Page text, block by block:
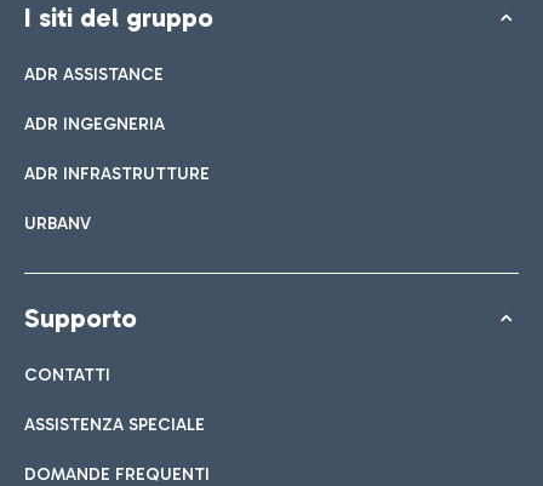
I siti del gruppo
ADR ASSISTANCE
ADR INGEGNERIA
ADR INFRASTRUTTURE
URBANV
Supporto
CONTATTI
ASSISTENZA SPECIALE
DOMANDE FREQUENTI